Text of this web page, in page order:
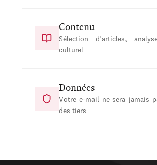
Contenu
Sélection d’articles,
culturel
Données
Votre e-mail ne sera jamais
des tiers